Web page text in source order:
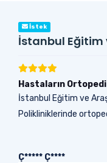
İstek
İstanbul Eğitim
Hastaların
İstanbul Eğitim ve
Polikliniklerinde
Ç***** Ç****